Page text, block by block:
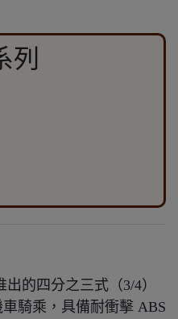
列
的四分之三式（3/4）
騎乘，具備耐衝擊 ABS